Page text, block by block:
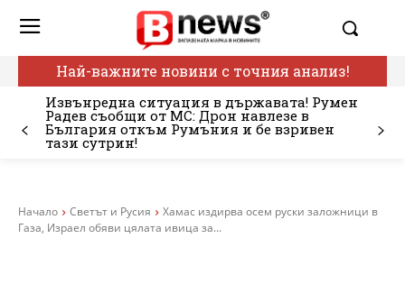
Най-важните новини с точния анализ!
Извънредна ситуация в държавата! Румен
Радев съобщи от МС: Дрон навлезе в
България откъм Румъния и бе взривен
тази сутрин!
Начало Светът и Русия
Хамас издирва осем руски заложници в
Газа, Израел обяви цялата ивица за...